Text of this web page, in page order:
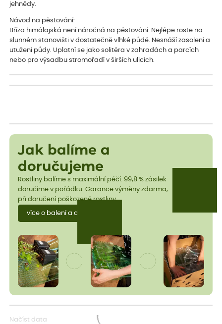
jehnědy.
Návod na pěstování:
Bříza himálajská není náročná na pěstování. Nejlépe roste na
slunném stanovišti v dostatečně vlhké půdě. Nesnáší zasolení a
utužení půdy. Uplatní se jako solitéra v zahradách a parcích
nebo pro výsadbu stromořadí v širších ulicích.
Jak balíme a
doručujeme
Rostliny balíme s maximální péčí. 99,8 % zásilek
doručíme v pořádku. Garance výměny zdarma,
při doručení poškozené rostliny.
více o balení a dopravě
Načíst data